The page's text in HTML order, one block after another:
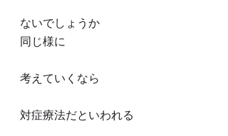
ないでしょうか
同じ様に
考えていくなら
対症療法だといわれる